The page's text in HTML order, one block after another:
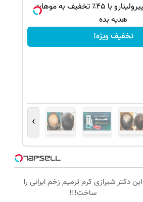
شامپو جلبک اسپیرولینارو با ۴۵٪ تخفیف به موهات
هدیه بده
تخفیف ویژه!
›
این دکتر شیرازی کرم ترمیم زخم ایرانی را
ساخت!!!